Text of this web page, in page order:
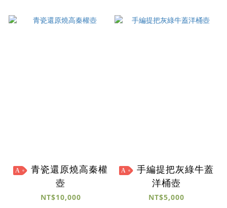
A
壺
NT$10,000
A
洋桶壺
NT$5,000